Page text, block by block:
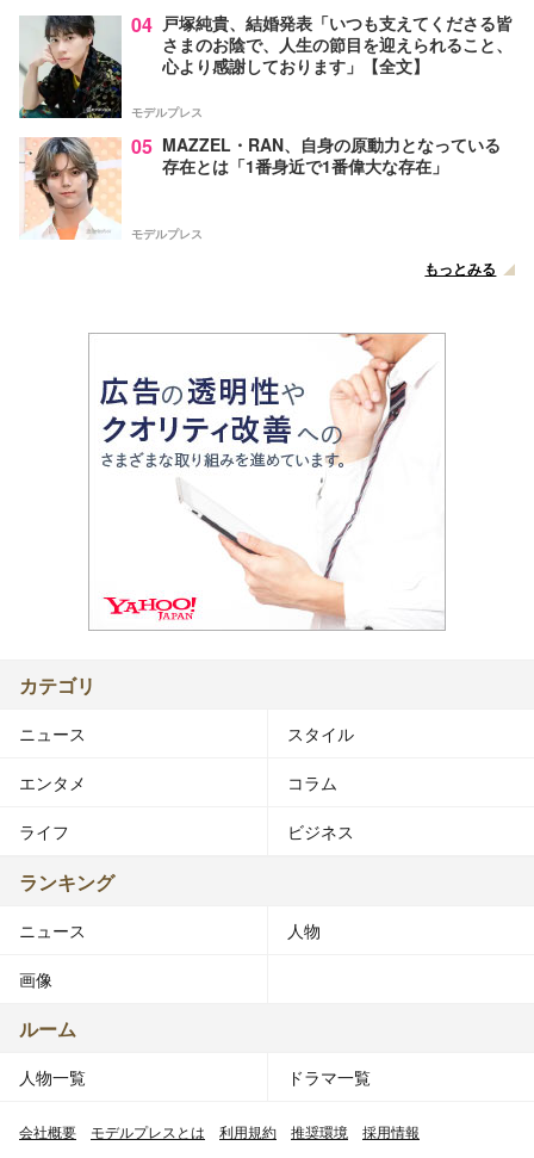
04 戸塚純貴、結婚発表「いつも支えてくださる皆
さまのお陰で、人生の節目を迎えられること、
心より感謝しております」【全文】
モデルプレス
05 MAZZEL・RAN、自身の原動力となっている
存在とは「1番身近で1番偉大な存在」
モデルプレス
もっとみる
カテゴリ
ニュース スタイル
エンタメ コラム
ライフ ビジネス
ランキング
ニュース 人物
画像
ルーム
人物一覧 ドラマ一覧
会社概要 モデルプレスとは 利用規約 推奨環境 採用情報